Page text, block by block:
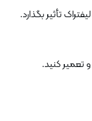
تأثیر بگذارد.
تعمیر کنید.